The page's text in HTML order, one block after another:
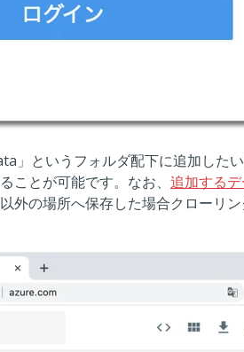
」というフォルダ配下に追加した
ことが可能です。なお、 追加する
外の場所へ保存した場合クローリ